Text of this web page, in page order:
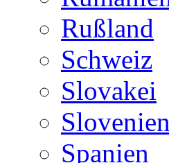
Rußland
Schweiz
Slovakei
Slovenien
Spanien